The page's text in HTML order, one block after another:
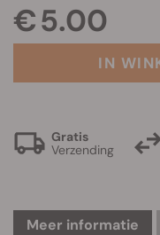
€ 5.00
IN
Gratis
Verzending
Meer informatie